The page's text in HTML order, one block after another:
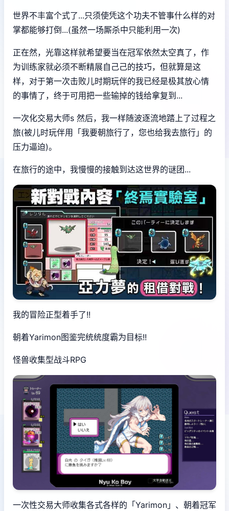
世界不丰富个式了...只须使凭这个功夫不管事什么样的对
掌都能够打倒...(虽然一场厮杀中只能利用一次)
正在然，光靠这样就希望要当在冠军依然太空真了，作
为训练家就必须不断精展自己己的技巧，但就算是这
样，对于第一次击败儿时期玩伴的我已经是极其放心情
的事情了，终于可用把一些输掉的钱给拿复到...
一次化交易大师s 然后，我一样随波逐流地踏上了过程之
旅(被儿时玩伴用「我要朝旅行了，您也给我去旅行」的
压力逼迫)。
在旅行的途中，我慢慢的接触到达这世界的谜团...
我的冒险正型着手了!!
朝着Yarimon图鉴完统统度霸为目标!!
怪兽收集型战斗RPG
一次性交易大师收集各式各样的「Yarimon」、朝着冠军